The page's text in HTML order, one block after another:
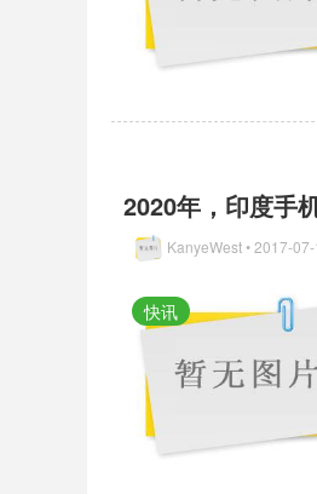
2020年，印度手
快讯
KanyeWest • 2017-